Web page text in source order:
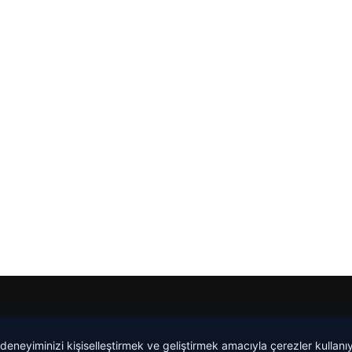
kişiselleştirmek ve geliştirmek amacıyla çerezler